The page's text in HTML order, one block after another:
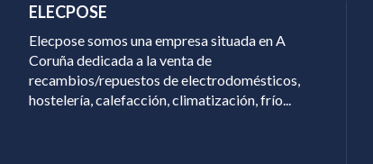
ELECPOSE
Elecpose somos una empresa situada en A
Coruña dedicada a la venta de
recambios/repuestos de electrodomésticos,
hostelería, calefacción, climatización, frío...